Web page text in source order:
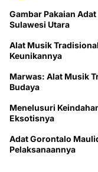
Gambar Pakaian
Sulawesi Utara
Alat Musik
Keunikannya
Marwas: Alat Musik
Budaya
Menelusuri
Eksotisnya
Adat Gorontalo
Pelaksanaannya